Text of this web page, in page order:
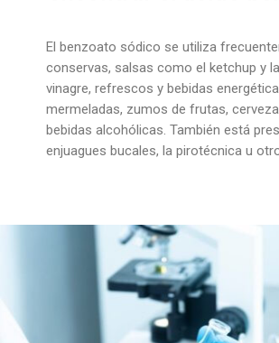
El benzoato sódico se utiliza
conservas, salsas como el ketchup y
vinagre, refrescos y bebidas
mermeladas, zumos de frutas,
bebidas alcohólicas. También está
enjuagues bucales, la pirotécnica u